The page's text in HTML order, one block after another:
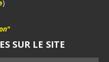
)
SUR LE SITE